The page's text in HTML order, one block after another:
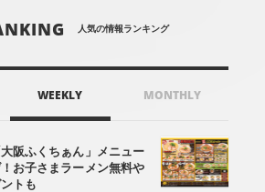
人気の情報ランキング
WEEKLY MONTHLY
大阪ふくちぁん」メニュー
お子さまラーメン無料や
トも